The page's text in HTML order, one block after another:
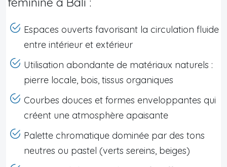
Espaces ouverts favorisant la circulation fluide
entre intérieur et extérieur
Utilisation abondante de matériaux naturels :
pierre locale, bois, tissus organiques
Courbes douces et formes enveloppantes qui
créent une atmosphère apaisante
Palette chromatique dominée par des tons
neutres ou pastel (verts sereins, beiges)